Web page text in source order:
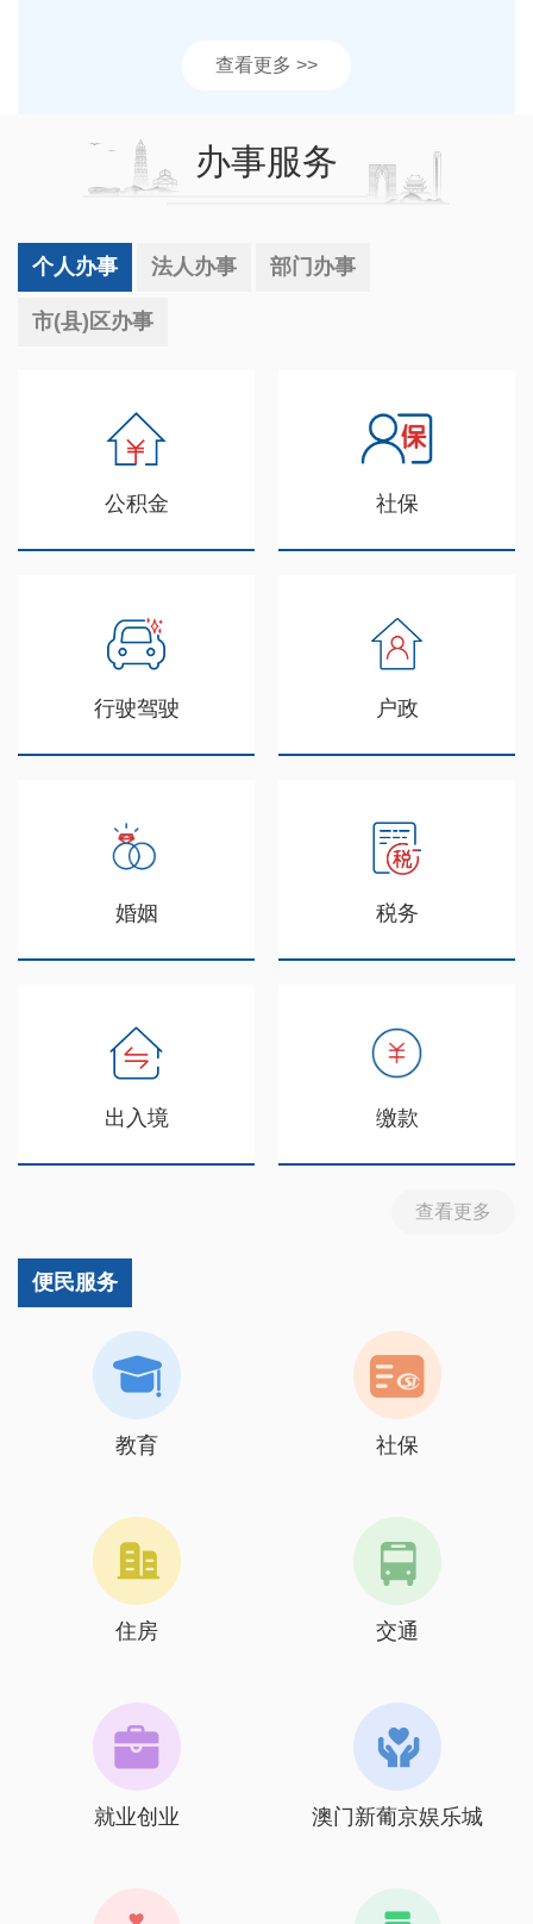
查看更多 >>
办事服务
个人办事 法人办事 部门办事
市(县)区办事
公积金 社保
行驶驾驶 户政
婚姻 税务
出入境 缴款
查看更多
便民服务
教育 社保
住房 交通
就业创业 澳门新葡京娱乐城